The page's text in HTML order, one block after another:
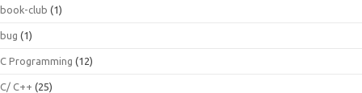
book-club (1)
bug (1)
C Programming (12)
C/ C++ (25)